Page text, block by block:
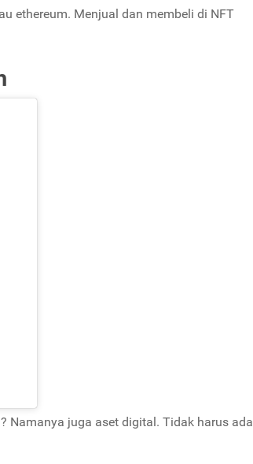
ethereum. Menjual dan membeli di NFT
Namanya juga aset digital. Tidak harus ada